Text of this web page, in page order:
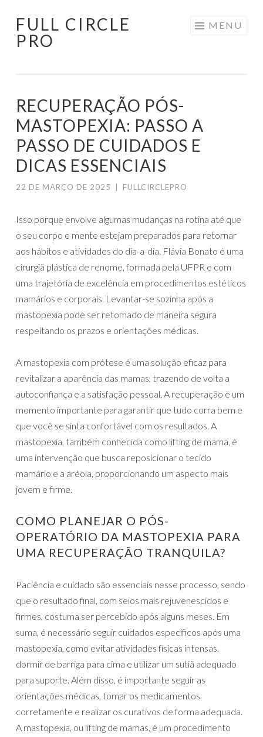
Pular
para
FULL CIRCLE
PRO
MENU
RECUPERAÇÃO PÓS-
MASTOPEXIA: PASSO A
PASSO DE CUIDADOS E
DICAS ESSENCIAIS
22 DE MARÇO DE 2025 FULLCIRCLEPRO
Isso porque envolve algumas mudanças na rotina até que
o seu corpo e mente estejam preparados para retornar
aos hábitos e atividades do dia-a-dia. Flávia Bonato é uma
cirurgiã plástica de renome, formada pela UFPR e com
uma trajetória de excelência em procedimentos estéticos
mamários e corporais. Levantar-se sozinha após a
mastopexia pode ser retomado de maneira segura
respeitando os prazos e orientações médicas.
A mastopexia com prótese é uma solução eficaz para
revitalizar a aparência das mamas, trazendo de volta a
autoconfiança e a satisfação pessoal. A recuperação é um
momento importante para garantir que tudo corra bem e
que você se sinta confortável com os resultados. A
mastopexia, também conhecida como lifting de mama, é
uma intervenção que busca reposicionar o tecido
mamário e a aréola, proporcionando um aspecto mais
jovem e firme.
COMO PLANEJAR O PÓS-
OPERATÓRIO DA MASTOPEXIA PARA
UMA RECUPERAÇÃO TRANQUILA?
Paciência e cuidado são essenciais nesse processo, sendo
que o resultado final, com seios mais rejuvenescidos e
firmes, costuma ser percebido após alguns meses. Em
suma, é necessário seguir cuidados específicos após uma
mastopexia, como evitar atividades físicas intensas,
dormir de barriga para cima e utilizar um sutiã adequado
para suporte. Além disso, é importante seguir as
orientações médicas, tomar os medicamentos
corretamente e realizar os curativos de forma adequada.
A mastopexia, ou lifting de mamas, é um procedimento